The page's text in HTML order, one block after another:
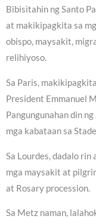
Bibisitahin ng Santo
at makikipagkita sa
obispo, maysakit,
relihiyoso.
Sa Paris,
President Emmanuel
Pangungunahan din
mga kabataan sa
Sa Lourdes, dadalo rin
mga maysakit at
at Rosary procession.
Sa Metz naman,